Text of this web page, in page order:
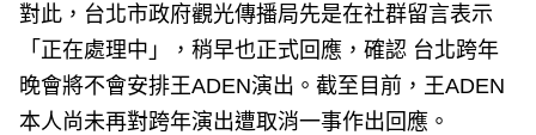
對此，台北市政府觀光傳播局先是在社群留言表示
「正在處理中」，稍早也正式回應，確認 台北跨年
晚會將不會安排王ADEN演出。截至目前，王ADEN
本人尚未再對跨年演出遭取消一事作出回應。